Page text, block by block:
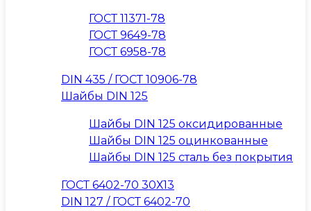
ГОСТ 11371-78
ГОСТ 9649-78
ГОСТ 6958-78
DIN 435 / ГОСТ 10906-78
Шайбы DIN 125
Шайбы DIN 125 оксидированные
Шайбы DIN 125 оцинкованные
Шайбы DIN 125 сталь без покрытия
ГОСТ 6402-70 30Х13
DIN 127 / ГОСТ 6402-70